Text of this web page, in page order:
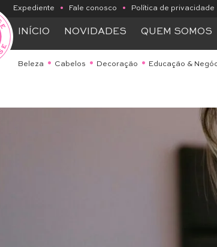
Expediente • Fale conosco • Política de privacidade
INÍCIO NOVIDADES QUEM SOMOS
Beleza Cabelos Decoração Educação &